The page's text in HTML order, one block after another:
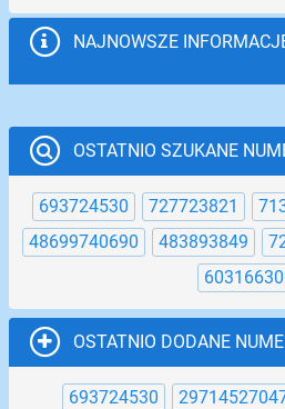
NAJNOWSZE
OSTATNIO SZUKANE
693724530 727723821
48699740690
483893849
OSTATNIO DODANE
693724530